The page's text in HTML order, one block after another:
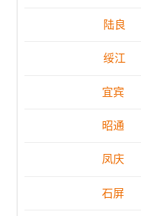
陆良
绥江
宜宾
昭通
凤庆
石屏